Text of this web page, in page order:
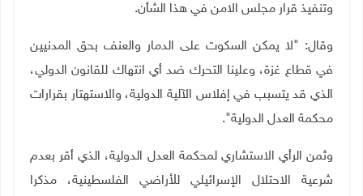
وتنفيذ قرار مجلس الامن في هذا الشأن.
وقال: "لا يمكن السكوت على الدمار والعنف بحق المدنيين
في قطاع غزة، وعلينا التحرك ضد أي انتهاك للقانون الدولي،
الذي قد يتسبب في إفلاس الآلية الدولية، والاستهتار بقرارات
محكمة العدل الدولية".
وثمن الرأي الاستشاري لمحكمة العدل الدولية، الذي أقر بعدم
شرعية الاحتلال الإسرائيلي للأراضي الفلسطينية، مذكرا